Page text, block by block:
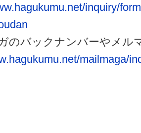
inquiry/
のバックナンバーやメル
mailmaga/